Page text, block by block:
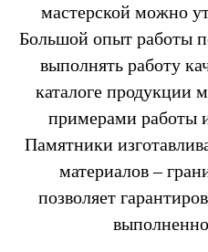
мастерской можно
Большой опыт работы
выполнять работу
каталоге продукции
примерами работы
Памятники
материалов –
позволяет